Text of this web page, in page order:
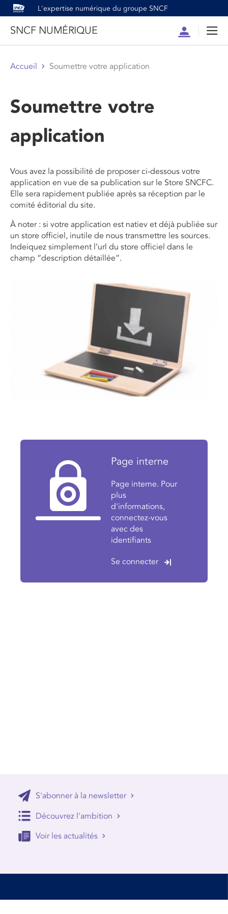
L'expertise numérique du groupe SNCF
SNCF NUMÉRIQUE
Compte
Accueil Soumettre votre application
Soumettre votre
application
Vous avez la possibilité de proposer ci-dessous votre
application en vue de sa publication sur le Store SNCFC.
Elle sera rapidement publiée après sa réception par le
comité éditorial du site.
À noter : si votre application est natiev et déjà publiée sur
un store officiel, inutile de nous transmettre les sources.
Indeiquez simplement l’url du store officiel dans le
champ “description détaillée”.
Page interne
Page interne. Pour
plus
d'informations,
connectez-vous
avec des
identifiants
Se connecter
S'abonner à la newsletter
Découvrez l'ambition
Voir les actualités